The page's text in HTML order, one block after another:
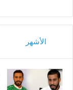
الأشهر